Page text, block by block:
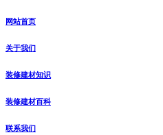
网站首页
关于我们
装修建材知识
装修建材百科
联系我们